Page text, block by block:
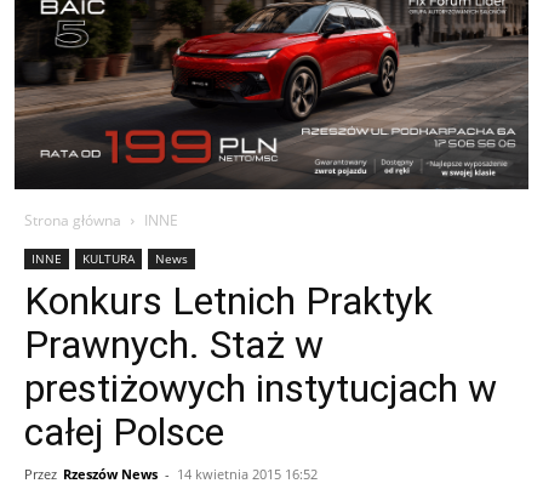
Strona główna INNE
INNE KULTURA News
Konkurs Letnich Praktyk
Prawnych. Staż w
prestiżowych instytucjach w
całej Polsce
Przez Rzeszów News - 14 kwietnia 2015 16:52